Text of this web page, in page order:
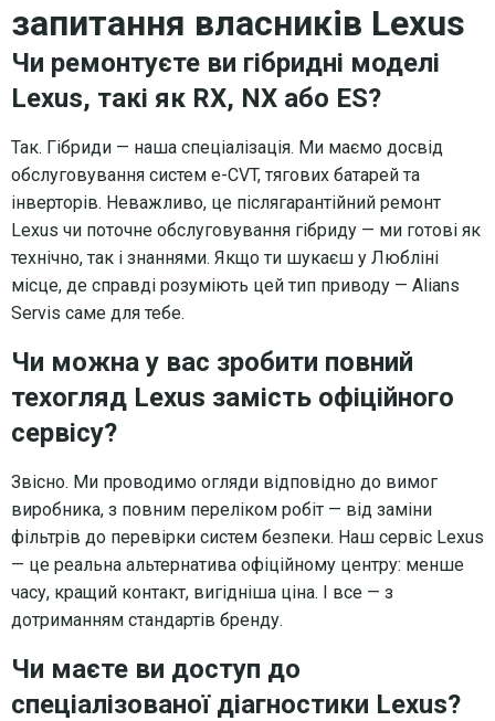
запитання власників Lexus
Чи ремонтуєте ви гібридні моделі
Lexus, такі як RX, NX або ES?
Так. Гібриди — наша спеціалізація. Ми маємо досвід
обслуговування систем e-CVT, тягових батарей та
інверторів. Неважливо, це післягарантійний ремонт
Lexus чи поточне обслуговування гібриду — ми готові як
технічно, так і знаннями. Якщо ти шукаєш у Любліні
місце, де справді розуміють цей тип приводу — Alians
Servis саме для тебе.
Чи можна у вас зробити повний
техогляд Lexus замість офіційного
сервісу?
Звісно. Ми проводимо огляди відповідно до вимог
виробника, з повним переліком робіт — від заміни
фільтрів до перевірки систем безпеки. Наш сервіс Lexus
— це реальна альтернатива офіційному центру: менше
часу, кращий контакт, вигідніша ціна. І все — з
дотриманням стандартів бренду.
Чи маєте ви доступ до
спеціалізованої діагностики Lexus?